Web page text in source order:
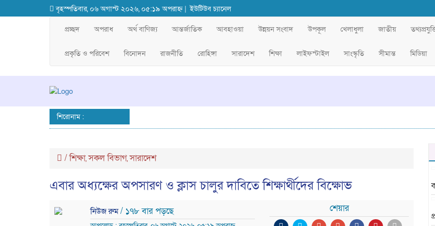
বৃহস্পতিবার, ০৬ অগাস্ট ২০২৬, ০৫:১৯ অপরাহ্ন | ইউটিউব চ্যানেল
প্রচ্ছদ অপরাধ অর্থ বাণিজ্য আন্তর্জাতিক আবহাওয়া উন্নয়ন সংবাদ উপকূল খেলাধুলা জাতীয়
প্রকৃতি ও পরিবেশ বিনোদন রাজনীতি রোহিঙ্গা সারাদেশ শিক্ষা লাইফস্টাইল সাংস্কৃতি সীমান্ত মিডিয়া
শিরোনাম :
/শিক্ষা,সকল বিভাগ,সারাদেশ
এবার অধ্যক্ষের অপসারণ ও ক্লাস চালুর দাবিতে শিক্ষার্থীদের বিক্ষোভ
নিউজ রুম/ ১৭৮ বার পড়ছে শেয়ার